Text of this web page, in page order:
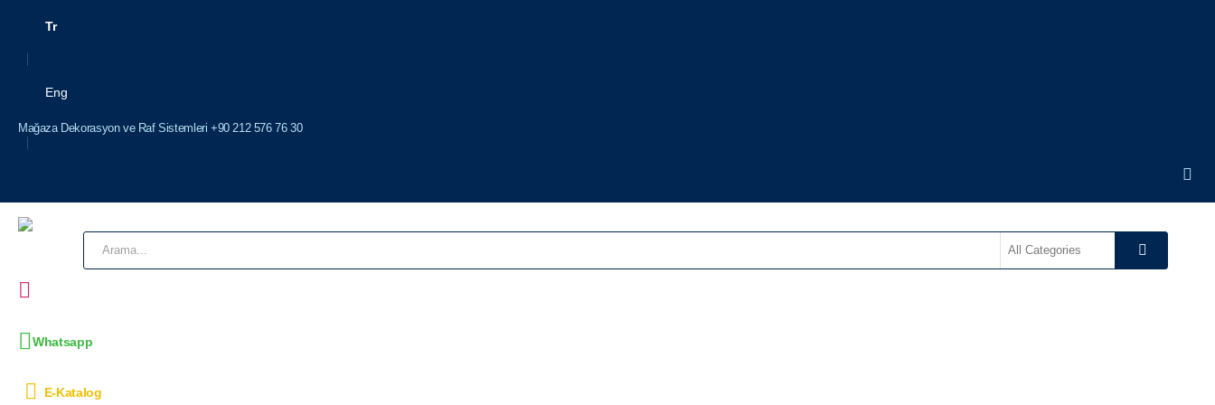
Tr
Eng
Mağaza Dekorasyon ve Raf Sistemleri +90 212 576 76 30
Whatsapp
E-Katalog